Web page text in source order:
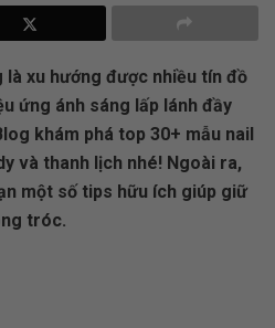
là xu hướng được nhiều tín đồ
ứng ánh sáng lấp lánh đầy
khám phá top 30+ mẫu nail
và thanh lịch nhé! Ngoài ra,
một số tips hữu ích giúp giữ
tróc.